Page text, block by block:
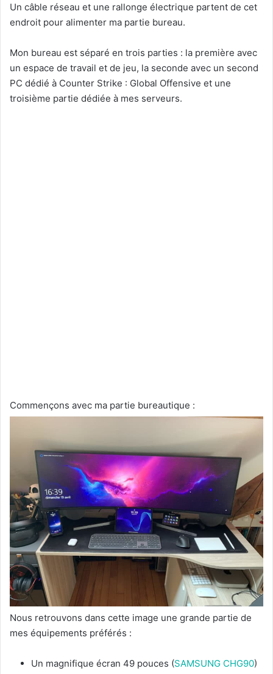
Un câble réseau et une rallonge électrique partent de cet
endroit pour alimenter ma partie bureau.
Mon bureau est séparé en trois parties : la première avec
un espace de travail et de jeu, la seconde avec un second
PC dédié à Counter Strike : Global Offensive et une
troisième partie dédiée à mes serveurs.
Commençons avec ma partie bureautique :
Nous retrouvons dans cette image une grande partie de
mes équipements préférés :
Un magnifique écran 49 pouces (SAMSUNG CHG90)